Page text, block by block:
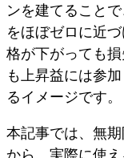
ンを建てること
をほぼゼロに近
格が下がっても
も上昇益には参
るイメージです。
本記事では、無
から、実際に使